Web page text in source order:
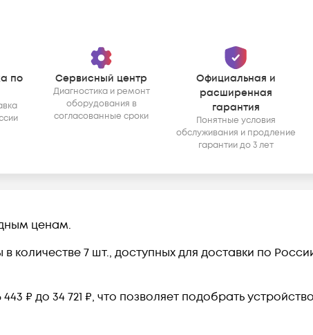
по
Сервисный центр
Диагностика и ремонт
оборудования в
согласованные сроки
Официальная и
расширенная
гарантия
Понятные условия
обслуживания и продление
гарантии до 3 лет
ценам.
количестве 7 шт., доступных для доставки по
₽ до 34 721 ₽, что позволяет подобрать